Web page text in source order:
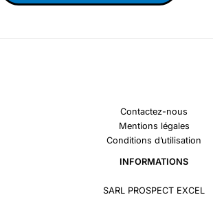
Contactez-nous
Mentions légales
Conditions d’utilisation
INFORMATIONS
SARL PROSPECT EXCEL